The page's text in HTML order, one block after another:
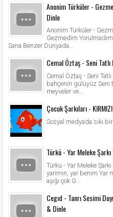
Anonim Türküler -
Dinle
Anonim Türküler -
Gezmedim
Sana Benzer Dünyada...
Cemal Öztaş - Seni
Cemal Öztaş - Seni
bahçenin gülüyüz Seni
meyveler ve...
Çocuk Şarkıları -
Sosyal medyada sıkı bir
Türkü - Yar Meleke
Türkü - Yar Meleke
yarimin, yar benim Yar
aşığı çok G...
Cegıd - Tanrı Sesimi
& Dinle